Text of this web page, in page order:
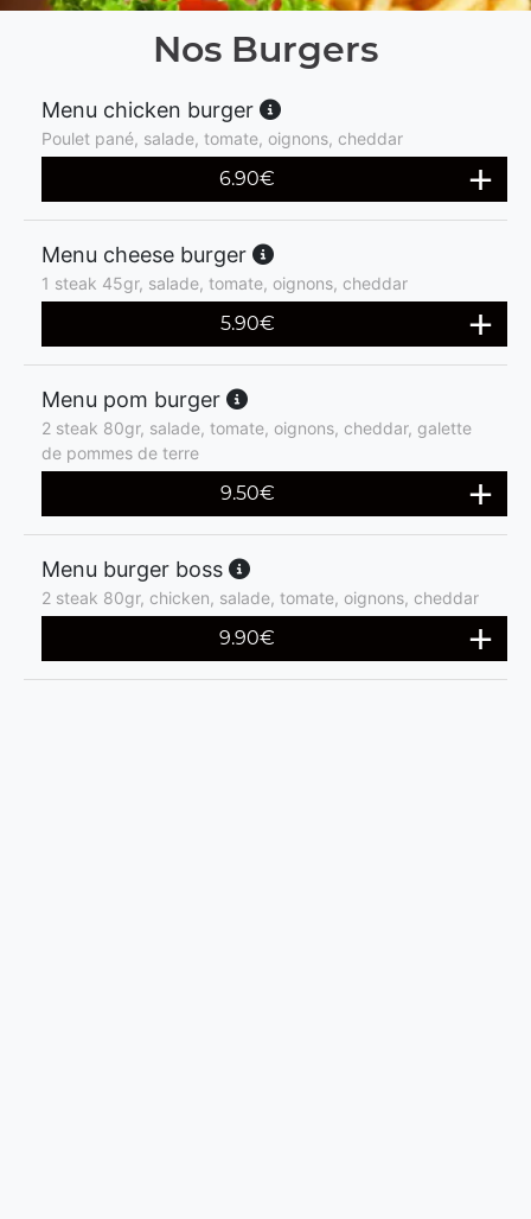
Nos Burgers
Menu chicken burger
Poulet pané, salade, tomate, oignons, cheddar
6.90€
Menu cheese burger
1 steak 45gr, salade, tomate, oignons, cheddar
5.90€
Menu pom burger
2 steak 80gr, salade, tomate, oignons, cheddar, galette
de pommes de terre
9.50€
Menu burger boss
2 steak 80gr, chicken, salade, tomate, oignons, cheddar
9.90€